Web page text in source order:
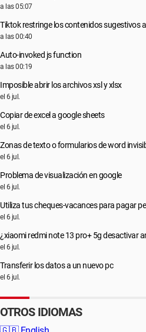
a las 05:07
Tiktok restringe los contenidos sugestivos
a las 00:40
Auto-invoked js function
a las 00:19
Imposible abrir los archivos xsl y xlsx
el 6 jul.
Copiar de excel a google sheets
el 6 jul.
Zonas de texto o formularios de word
el 6 jul.
Problema de visualización en google
el 6 jul.
Utiliza tus cheques-vacances para pagar
el 6 jul.
¿xiaomi redmi note 13 pro+ 5g desactivar
el 6 jul.
Transferir los datos a un nuevo pc
el 6 jul.
OTROS IDIOMAS